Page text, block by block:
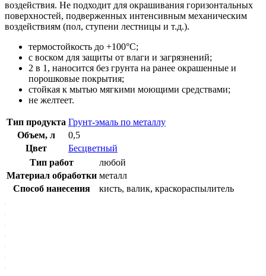
воздействия. Не подходит для окрашивания горизонтальных
поверхностей, подверженных интенсивным механическим
воздействиям (пол, ступени лестницы и т.д.).
термостойкость до +100°C;
с воском для защиты от влаги и загрязнений;
2 в 1, наносится без грунта на ранее окрашенные и
порошковые покрытия;
стойкая к мытью мягкими моющими средствами;
не желтеет.
Тип продукта Грунт-эмаль по металлу
Объем, л
0,5
Цвет
Бесцветный
Тип работ
любой
Материал обработки металл
Способ нанесения
кисть, валик, краскораспылитель